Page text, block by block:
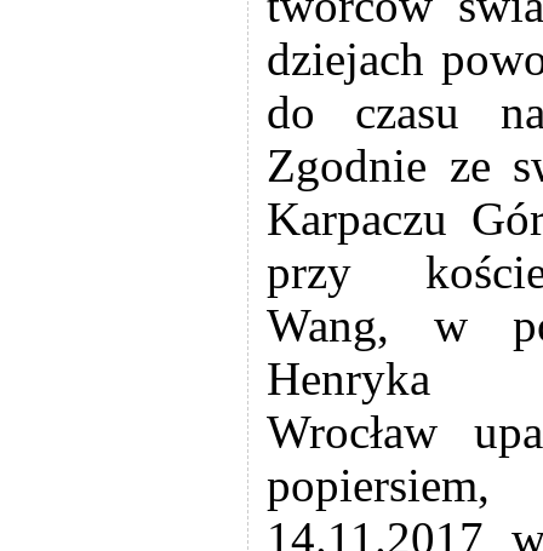
dziejach
do czasu
Zgodnie ze
Karpaczu
przy
Wang, w
Henryka
Wrocław
14.11.2017